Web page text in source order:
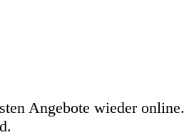
Angebote wieder online.